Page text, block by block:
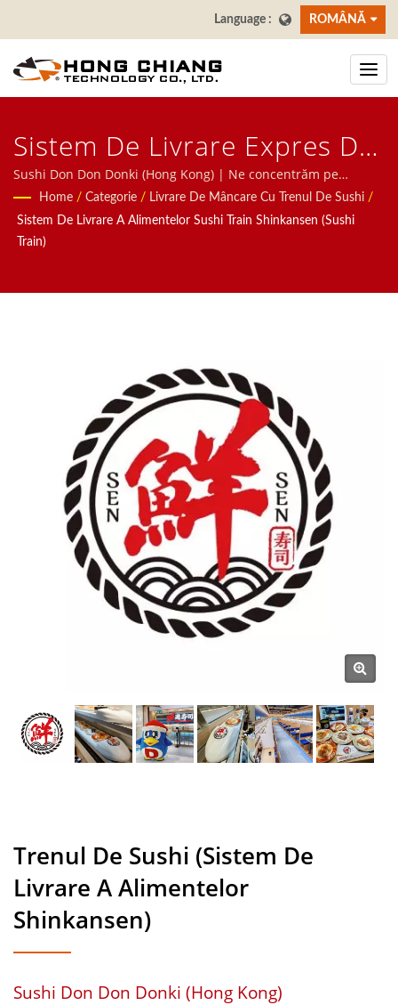
ROMÂNĂ
Sistem De Livrare Expres De
Mâncare Automatizat De
Calitate Premium Pentru
Restaurante| Restaurant &
Masa De Sufragerie
Transportoare Pentru Sushi
| Hong Chiang
Sushi Don Don Donki (Hong Kong) | Ne concentrăm pe
Sistemul Automat pentru restaurante, inclusiv Robot de
Livrare a Mâncării, sistem de Tren cu Bile, Sistem de Bandă
Transportoare, Sistem de Bandă Revolvabilă pentru Sushi,
Home / Categorie / Livrare De Mâncare Cu Trenul De Sushi /
Sistem De Livrare A Alimentelor Sushi Train Shinkansen (Sushi
Train)
Trenul De Sushi (Sistem De
Livrare A Alimentelor
Shinkansen)
Sushi Don Don Donki (Hong Kong)